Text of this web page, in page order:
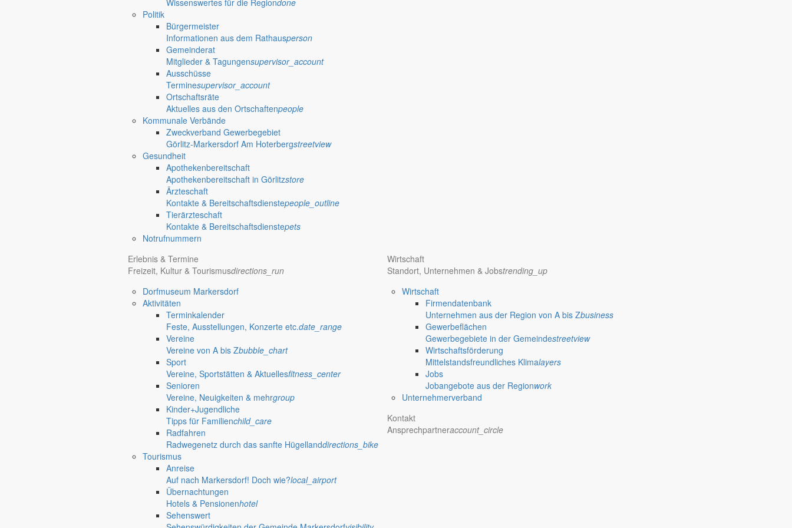
Wissenswertes für die Regiondone
Politik
Bürgermeister
Informationen aus dem Rathausperson
Gemeinderat
Mitglieder & Tagungensupervisor_account
Ausschüsse
Terminesupervisor_account
Ortschaftsräte
Aktuelles aus den Ortschaftenpeople
Kommunale Verbände
Zweckverband Gewerbegebiet
Görlitz-Markersdorf Am Hoterbergstreetview
Gesundheit
Apothekenbereitschaft
Apothekenbereitschaft in Görlitzstore
Ärzteschaft
Kontakte & Bereitschaftsdienstepeople_outline
Tierärzteschaft
Kontakte & Bereitschaftsdienstepets
Notrufnummern
Erlebnis & Termine
Freizeit, Kultur & Tourismusdirections_run
Dorfmuseum Markersdorf
Aktivitäten
Terminkalender
Feste, Ausstellungen, Konzerte etc.date_range
Vereine
Vereine von A bis Zbubble_chart
Sport
Vereine, Sportstätten & Aktuellesfitness_center
Senioren
Vereine, Neuigkeiten & mehrgroup
Kinder+Jugendliche
Tipps für Familienchild_care
Radfahren
Radwegenetz durch das sanfte Hügellanddirections_bike
Tourismus
Anreise
Auf nach Markersdorf! Doch wie?local_airport
Übernachtungen
Hotels & Pensionenhotel
Sehenswert
Wirtschaft
Standort, Unternehmen & Jobstrending_up
Wirtschaft
Firmendatenbank
Unternehmen aus der Region von A bis Zbusiness
Gewerbeflächen
Gewerbegebiete in der Gemeindestreetview
Wirtschaftsförderung
Mittelstandsfreundliches Klimalayers
Jobs
Jobangebote aus der Regionwork
Unternehmerverband
Kontakt
Ansprechpartneraccount_circle
Ausschreibungen
Markersdorf
Öffnungszeiten RathausGemeindeverwaltung Markersdorf
08:30 – 11:30 Uhr und 14:00 – 18:00 Uhr
08:30 – 11:30 Uhr und 14:00 – 17:00 Uhr
Außerhalb der Öffnungszeiten können Termine vereinbart werden.
E-Mail: sekretariat@gemeinde-markersdorf.de
Aktuelles aus dem Rathaus